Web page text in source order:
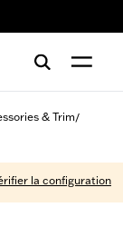
& Trim/
la configuration